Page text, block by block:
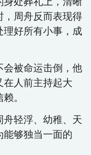
，周舟反而表现得
理好所有小事，成
会被命运击倒，他
在人前主持起大
。
舟轻浮、幼稚、天
能够独当一面的